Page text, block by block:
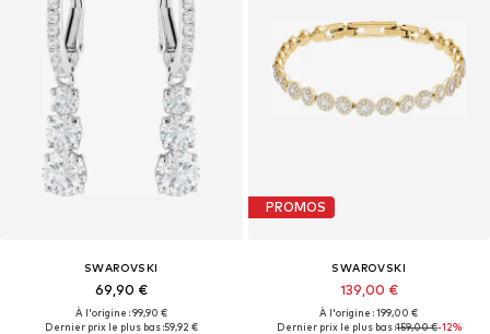
SWAROVSKI
69,90 €
À l'origine : 99,90 €
Dernier prix le plus bas :59,92 €
PROMOS
SWAROVSKI
139,00 €
À l'origine : 199,00 €
Dernier prix le plus bas :159,00 €-12%